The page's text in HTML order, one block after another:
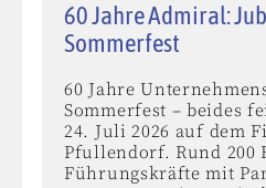
60 Jahre Admiral:
Sommerfest
60 Jahre
Sommerfest – beides
24. Juli 2026 auf dem
Pfullendorf. Rund 200
Führungskräfte mit